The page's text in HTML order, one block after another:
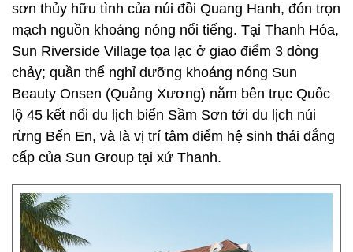
sơn thủy hữu tình của núi đồi Quang Hanh, đón trọn
mạch nguồn khoáng nóng nổi tiếng. Tại Thanh Hóa,
Sun Riverside Village tọa lạc ở giao điểm 3 dòng
chảy; quần thể nghỉ dưỡng khoáng nóng Sun
Beauty Onsen (Quảng Xương) nằm bên trục Quốc
lộ 45 kết nối du lịch biển Sầm Sơn tới du lịch núi
rừng Bến En, và là vị trí tâm điểm hệ sinh thái đẳng
cấp của Sun Group tại xứ Thanh.